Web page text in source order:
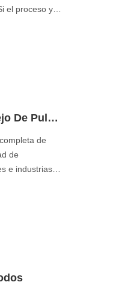
el proceso y el
y el
a cerrar.
Bomba De Pulpa Para Manejo De Pulpa Y Papel
de
de
e industrias,
de la
bombas